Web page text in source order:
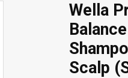
Wella
Scalp